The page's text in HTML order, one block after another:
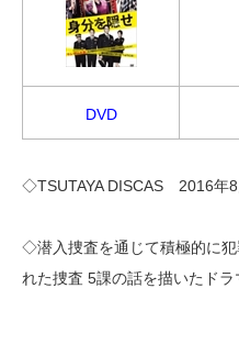
DVD
◇TSUTAYA DISCAS 2016年
◇潜入捜査を通じて積極的に
れた捜査 5課の話を描いたド